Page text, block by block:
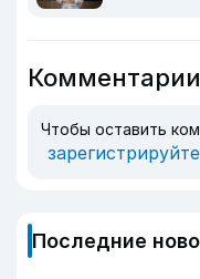
Комментарии
Чтобы оставить
Последние